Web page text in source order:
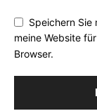
Speichern Sie
meine Website
Browser.